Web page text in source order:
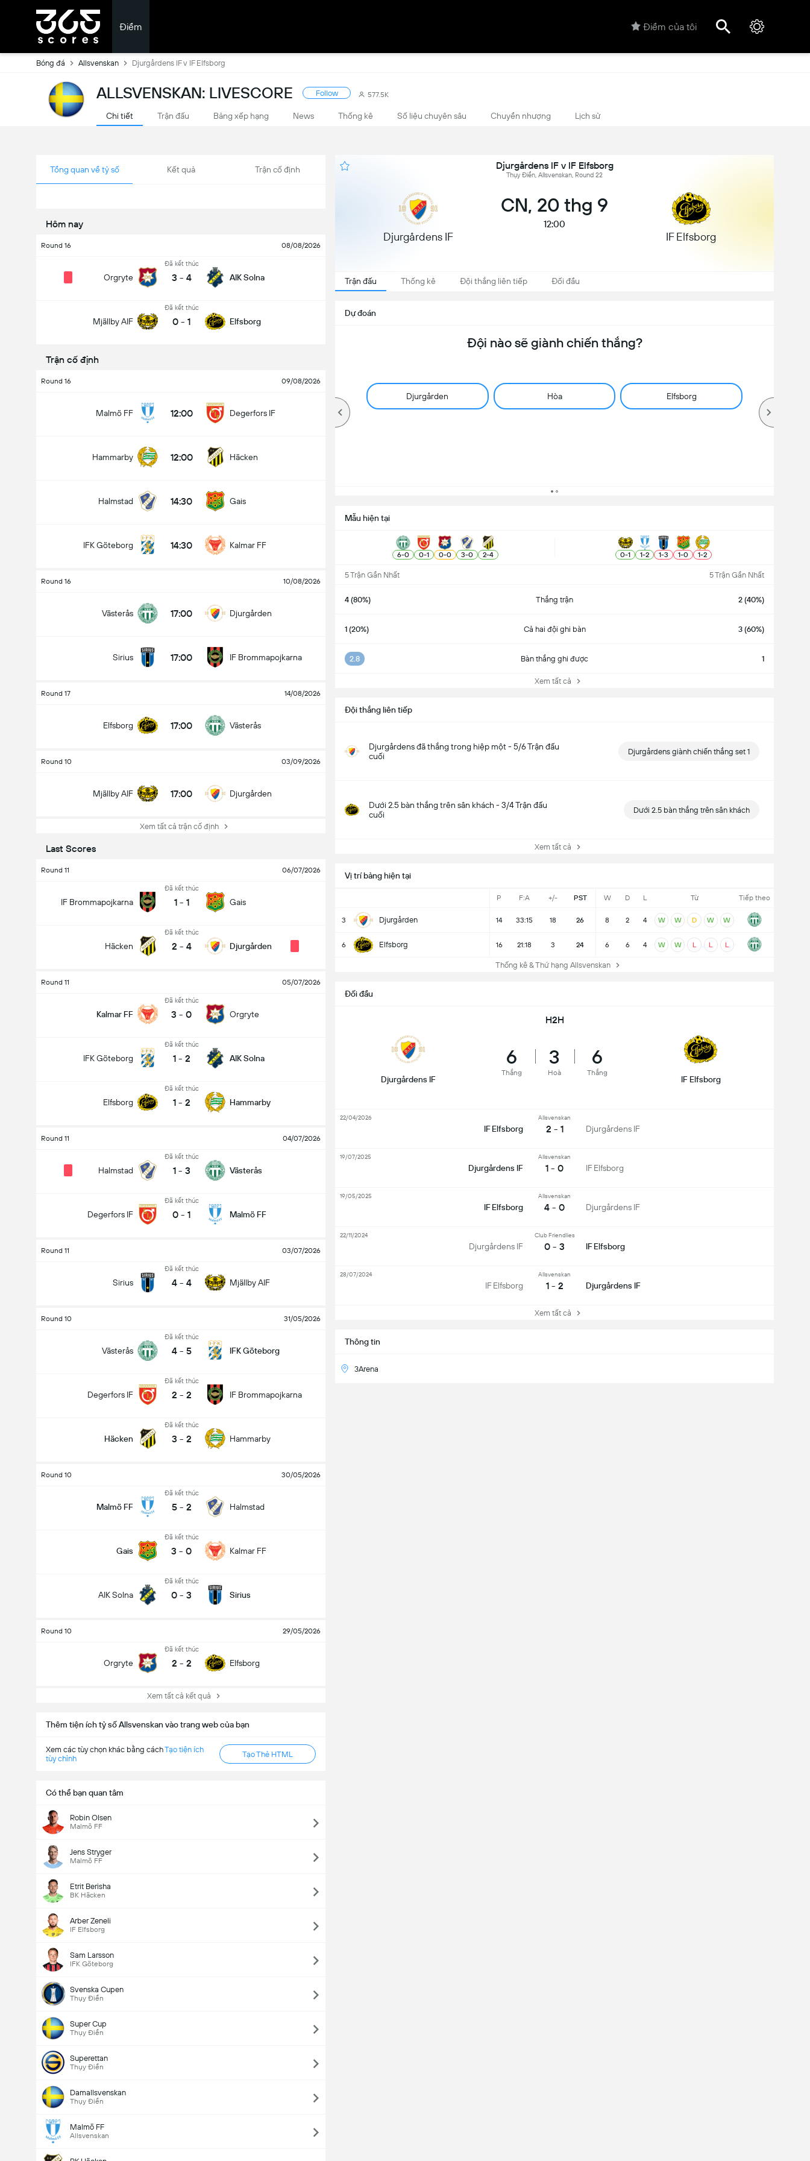
Điểm Điểm của tôi
Bóng đá Allsvenskan Djurgårdens IF v IF Elfsborg
ALLSVENSKAN: LIVESCORE Follow 577.5K
Chi tiết Trận đấu Bảng xếp hạng News Thống kê Số liệu chuyên sâu Chuyển nhượng Lịch sử
Tổng quan về tỷ số Kết quả Trận cố định
Hôm nay
Round 16 08/08/2026
Orgryte
Đã kết thúc
3 - 4 AIK Solna
Mjällby AIF
Đã kết thúc
0 - 1 Elfsborg
Trận cố định
Round 16 09/08/2026
Malmö FF 12:00 Degerfors IF
Hammarby 12:00 Häcken
Halmstad 14:30 Gais
IFK Göteborg 14:30 Kalmar FF
Round 16 10/08/2026
Västerås 17:00 Djurgården
Sirius 17:00 IF Brommapojkarna
Round 17 14/08/2026
Elfsborg 17:00 Västerås
Round 10 03/09/2026
Mjällby AIF 17:00 Djurgården
Xem tất cả trận cố định
Last Scores
Round 11 06/07/2026
IF Brommapojkarna
Đã kết thúc
1 - 1 Gais
Häcken
Đã kết thúc
2 - 4 Djurgården
Round 11 05/07/2026
Kalmar FF
Đã kết thúc
3 - 0 Orgryte
IFK Göteborg
Đã kết thúc
1 - 2 AIK Solna
Elfsborg
Đã kết thúc
1 - 2 Hammarby
Round 11 04/07/2026
Halmstad
Đã kết thúc
1 - 3 Västerås
Degerfors IF
Đã kết thúc
0 - 1 Malmö FF
Round 11 03/07/2026
Sirius
Đã kết thúc
4 - 4 Mjällby AIF
Round 10 31/05/2026
Västerås
Đã kết thúc
4 - 5 IFK Göteborg
Degerfors IF
Đã kết thúc
2 - 2 IF Brommapojkarna
Häcken
Đã kết thúc
3 - 2 Hammarby
Round 10 30/05/2026
Malmö FF
Đã kết thúc
5 - 2 Halmstad
Gais
Đã kết thúc
3 - 0 Kalmar FF
AIK Solna
Đã kết thúc
0 - 3 Sirius
Round 10 29/05/2026
Orgryte
Đã kết thúc
2 - 2 Elfsborg
Xem tất cả kết quả
Thêm tiện ích tỷ số Allsvenskan vào trang web của bạn
Xem các tùy chọn khác bằng cáchTạo tiện ích
tùy chỉnh
Tạo Thẻ HTML
Có thể bạn quan tâm
Robin Olsen
Malmö FF
Jens Stryger
Malmö FF
Etrit Berisha
BK Häcken
Arber Zeneli
IF Elfsborg
Sam Larsson
IFK Göteborg
Svenska Cupen
Thụy Điển
Super Cup
Thụy Điển
Superettan
Thụy Điển
Damallsvenskan
Thụy Điển
Malmö FF
Allsvenskan
Djurgårdens IF v IF Elfsborg
Thụy Điển, Allsvenskan, Round 22
Djurgårdens IF
CN, 20 thg 9
12:00
IF Elfsborg
Trận đấu Thống kê Đội thắng liên tiếp Đối đầu
Dự đoán
Đội nào sẽ giành chiến thắng?
Djurgården Hòa Elfsborg
Mẫu hiện tại
6-0 0-1 0-0 3-0 2-4 0-1 1-2 1-3 1-0 1-2
5 Trận Gần Nhất 5 Trận Gần Nhất
4 (80%) Thắng trận 2 (40%)
1 (20%) Cả hai đội ghi bàn 3 (60%)
2.8 Bàn thắng ghi được 1
Xem tất cả
Đội thắng liên tiếp
Djurgårdens đã thắng trong hiệp một - 5/6 Trận đấu
cuối
Djurgårdens giành chiến thắng set 1
Dưới 2.5 bàn thắng trên sân khách - 3/4 Trận đấu
cuối
Dưới 2.5 bàn thắng trên sân khách
Xem tất cả
Vị trí bảng hiện tại
P F:A +/- PST W D L Từ Tiếp theo
3 Djurgården 14 33:15 18 26 8 2 4 W W D W W
6 Elfsborg 16 21:18 3 24 6 6 4 W W L L L
Thống kê & Thứ hạng Allsvenskan
Thông tin
3Arena
Đối đầu
H2H
Djurgårdens IF
6
Thắng
3
Hoà
6
Thắng
IF Elfsborg
IF Elfsborg
Allsvenskan
2 - 1 Djurgårdens IF
22/04/2026
Djurgårdens IF
Allsvenskan
1 - 0 IF Elfsborg
19/07/2025
IF Elfsborg
Allsvenskan
4 - 0 Djurgårdens IF
19/05/2025
Djurgårdens IF
Club Friendlies
0 - 3 IF Elfsborg
22/11/2024
IF Elfsborg
Allsvenskan
1 - 2 Djurgårdens IF
28/07/2024
Xem tất cả